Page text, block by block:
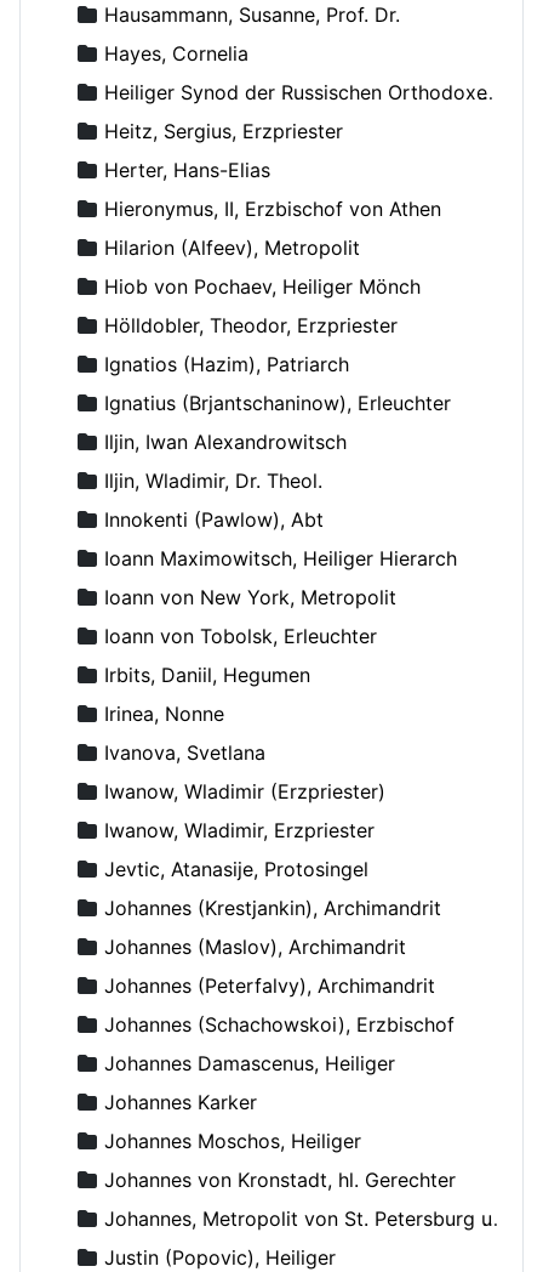
Hausammann, Susanne, Prof. Dr.
Hayes, Cornelia
Heiliger Synod der Russischen Orthodoxen Kirche
Heitz, Sergius, Erzpriester
Herter, Hans-Elias
Hieronymus, II, Erzbischof von Athen
Hilarion (Alfeev), Metropolit
Hiob von Pochaev, Heiliger Mönch
Hölldobler, Theodor, Erzpriester
Ignatios (Hazim), Patriarch
Ignatius (Brjantschaninow), Erleuchter
Iljin, Iwan Alexandrowitsch
Iljin, Wladimir, Dr. Theol.
Innokenti (Pawlow), Abt
Ioann Maximowitsch, Heiliger Hierarch
Ioann von New York, Metropolit
Ioann von Tobolsk, Erleuchter
Irbits, Daniil, Hegumen
Irinea, Nonne
Ivanova, Svetlana
Iwanow, Wladimir (Erzpriester)
Iwanow, Wladimir, Erzpriester
Jevtic, Atanasije, Protosingel
Johannes (Krestjankin), Archimandrit
Johannes (Maslov), Archimandrit
Johannes (Peterfalvy), Archimandrit
Johannes (Schachowskoi), Erzbischof
Johannes Damascenus, Heiliger
Johannes Karker
Johannes Moschos, Heiliger
Johannes von Kronstadt, hl. Gerechter
Johannes, Metropolit von St. Petersburg und Ladoga
Justin (Popovic), Heiliger